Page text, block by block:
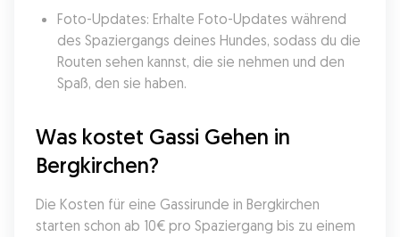
Foto-Updates: Erhalte Foto-Updates während
des Spaziergangs deines Hundes, sodass du die
Routen sehen kannst, die sie nehmen und den
Spaß, den sie haben.
Was kostet Gassi Gehen in
Bergkirchen?
Die Kosten für eine Gassirunde in Bergkirchen
starten schon ab 10€ pro Spaziergang bis zu einem